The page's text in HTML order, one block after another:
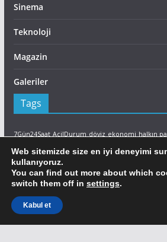
Sinema
Teknoloji
Magazin
Galeriler
Tags
7Gün24Saat AcilDurum döviz ekonomi halkın
Lefkoşa LTB Son Dakika sutek Yangın İtfaiye
Facebook
Ajans Ada Facebook
Web sitemizde size en iyi deneyimi
kullanıyoruz.
You can find out more about which
switch them off in settings.
Kabul et